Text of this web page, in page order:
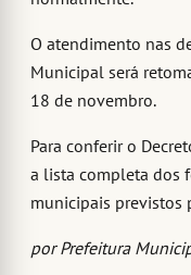
O atendimento nas
Municipal será
18 de novembro.
Para conferir o
a lista completa dos
municipais previstos
por Prefeitura